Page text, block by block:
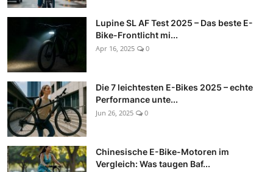
Lupine SL AF Test 2025 – Das beste E-
Bike-Frontlicht mi...
Apr 16, 2025 0
Die 7 leichtesten E-Bikes 2025 – echte
Performance unte...
Jun 26, 2025 0
Chinesische E-Bike-Motoren im
Vergleich: Was taugen Baf...